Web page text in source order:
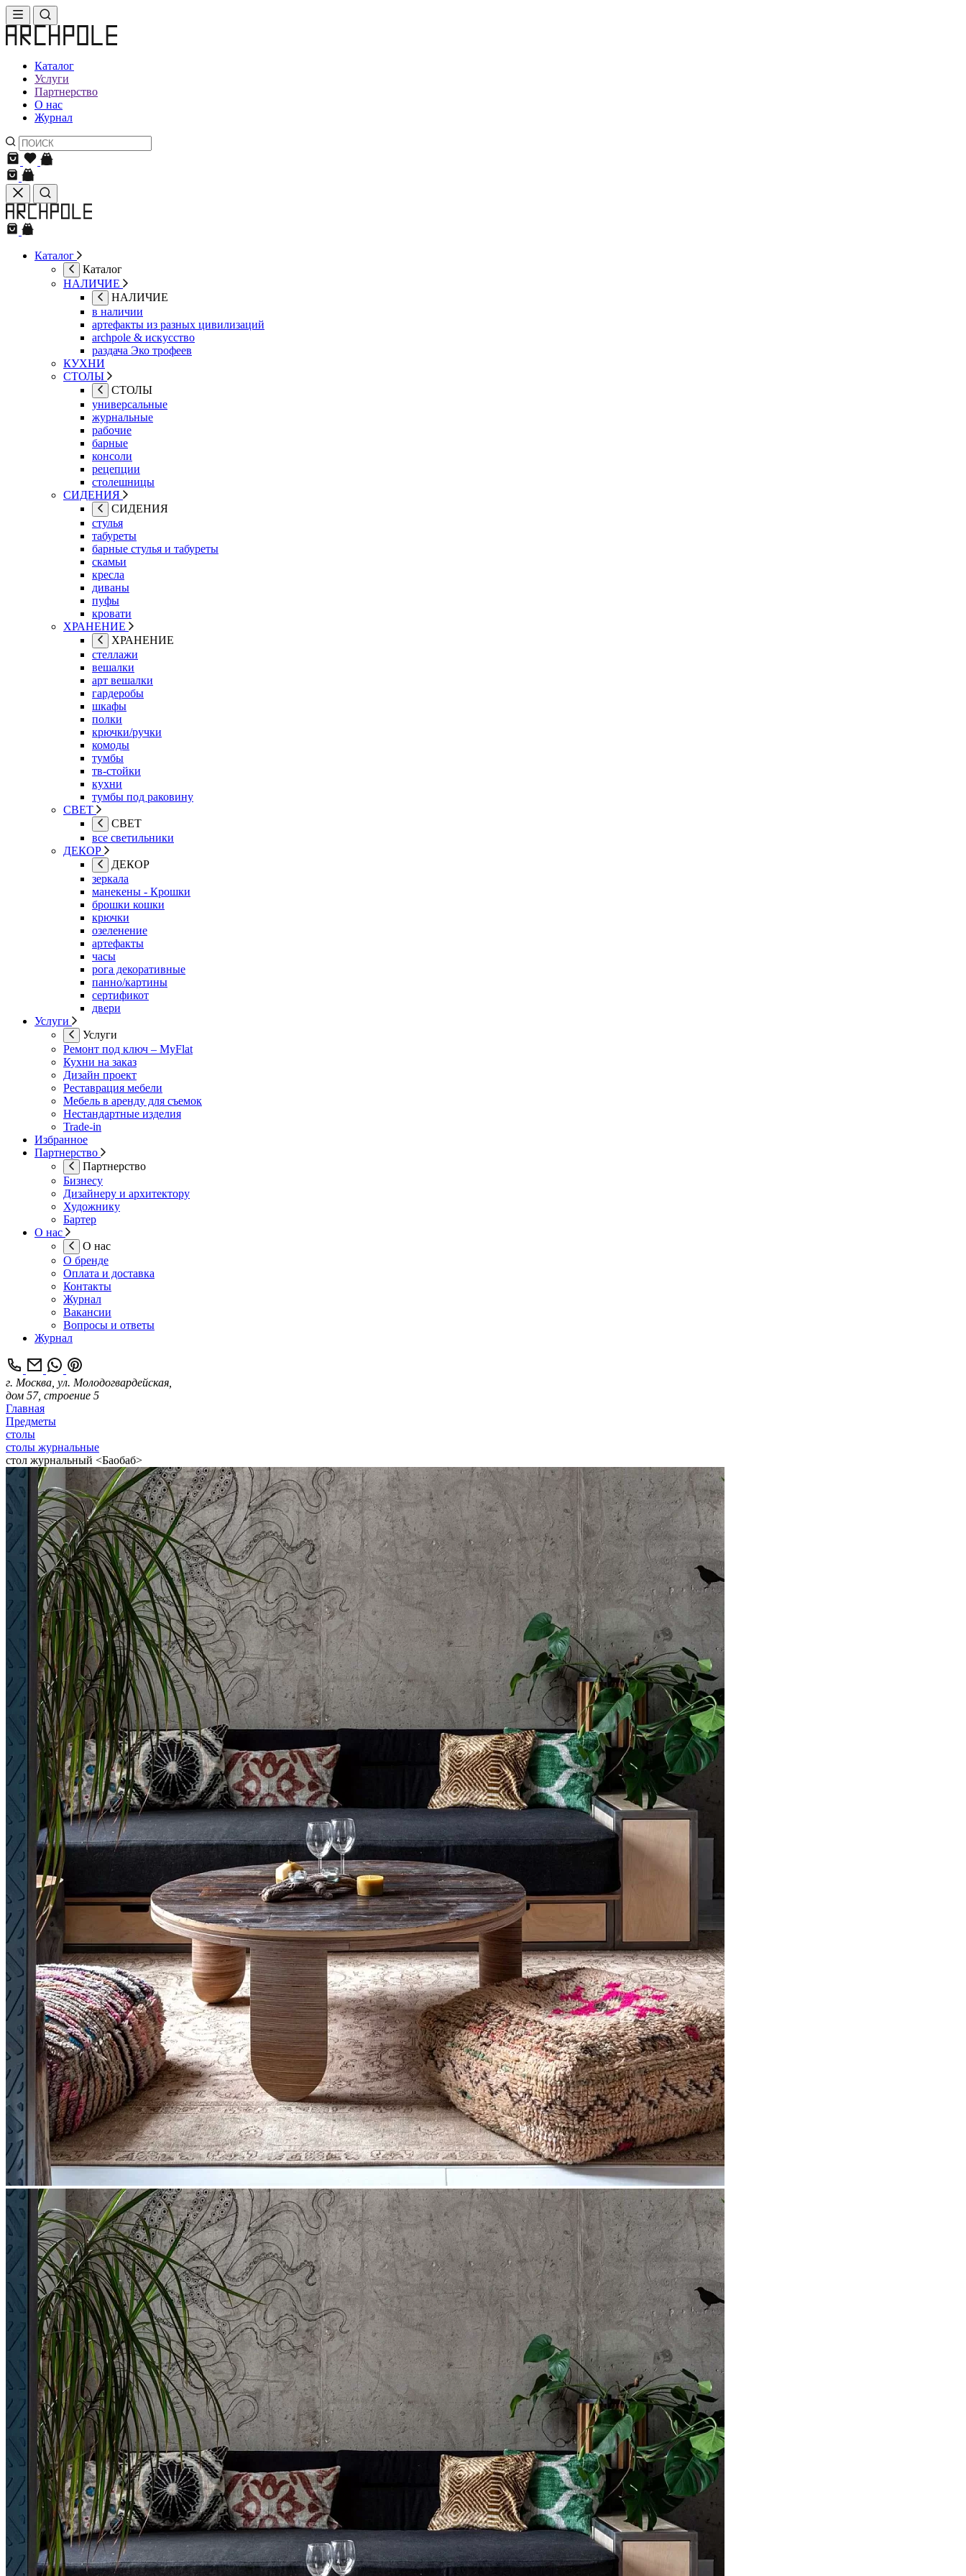
Каталог
Услуги
Партнерство
О нас
Журнал
Каталог
Каталог
НАЛИЧИЕ
НАЛИЧИЕ
в наличии
артефакты из разных цивилизаций
archpole & искусство
раздача Эко трофеев
КУХНИ
СТОЛЫ
СТОЛЫ
универсальные
журнальные
рабочие
барные
консоли
рецепции
столешницы
СИДЕНИЯ
СИДЕНИЯ
стулья
табуреты
барные стулья и табуреты
скамьи
кресла
диваны
пуфы
кровати
ХРАНЕНИЕ
ХРАНЕНИЕ
стеллажи
вешалки
арт вешалки
гардеробы
шкафы
полки
крючки/ручки
комоды
тумбы
тв-стойки
кухни
тумбы под раковину
СВЕТ
СВЕТ
все светильники
ДЕКОР
ДЕКОР
зеркала
манекены - Крошки
брошки кошки
крючки
озеленение
артефакты
часы
рога декоративные
панно/картины
сертификот
двери
Услуги
Услуги
Ремонт под ключ – MyFlat
Кухни на заказ
Дизайн проект
Реставрация мебели
Мебель в аренду для съемок
Нестандартные изделия
Trade-in
Избранное
Партнерство
Партнерство
Бизнесу
Дизайнеру и архитектору
Художнику
Бартер
О нас
О нас
О бренде
Оплата и доставка
Контакты
Журнал
Вакансии
Вопросы и ответы
Журнал
г. Москва, ул. Молодогвардейская,
дом 57, строение 5
Главная
Предметы
столы
столы журнальные
стол журнальный <Баобаб>